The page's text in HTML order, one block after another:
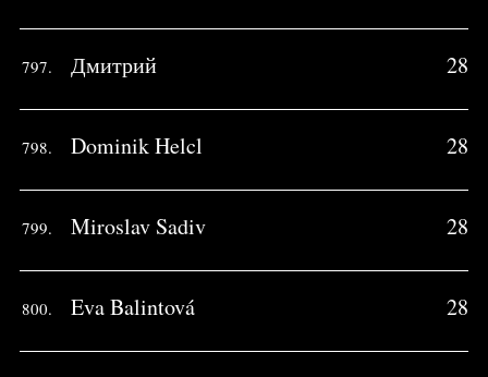
797. Дмитрий 28
798. Dominik Helcl 28
799. Miroslav Sadiv 28
800. Eva Balintová 28